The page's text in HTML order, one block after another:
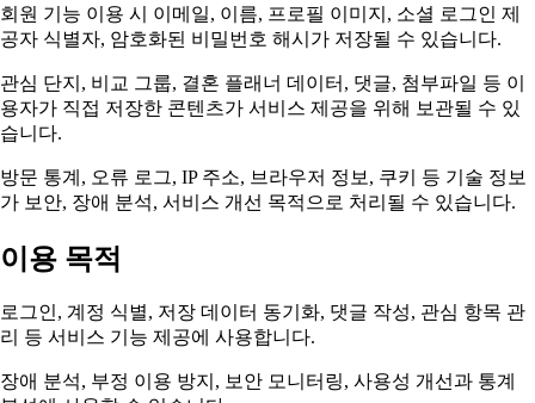
회원 기능 이용 시 이메일, 이름, 프로필 이미지, 소셜 로그인 제
공자 식별자, 암호화된 비밀번호 해시가 저장될 수 있습니다.
관심 단지, 비교 그룹, 결혼 플래너 데이터, 댓글, 첨부파일 등 이
용자가 직접 저장한 콘텐츠가 서비스 제공을 위해 보관될 수 있
습니다.
방문 통계, 오류 로그, IP 주소, 브라우저 정보, 쿠키 등 기술 정보
가 보안, 장애 분석, 서비스 개선 목적으로 처리될 수 있습니다.
이용 목적
로그인, 계정 식별, 저장 데이터 동기화, 댓글 작성, 관심 항목 관
리 등 서비스 기능 제공에 사용합니다.
장애 분석, 부정 이용 방지, 보안 모니터링, 사용성 개선과 통계